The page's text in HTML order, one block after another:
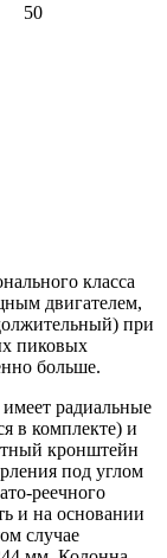
50
класса
двигателем,
при
пиковых
больше.
радиальные
в комплекте) и
кронштейн
под углом
реечного
и на основании
случае